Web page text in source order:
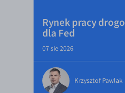
Rynek pracy
dla Fed
07 sie 2026
Krzysztof Pawlak